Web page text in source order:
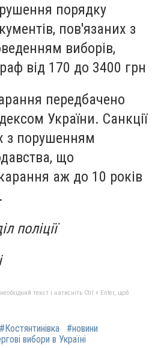
порядку
пов'язаних з
виборів,
від 170 до 3400 грн
передбачено
України. Санкції
з порушенням
що
аж до 10 років
поліції
текст і натисніть Ctrl + Enter, щоб
#Костянтинівка
#новини
вибори в Україні